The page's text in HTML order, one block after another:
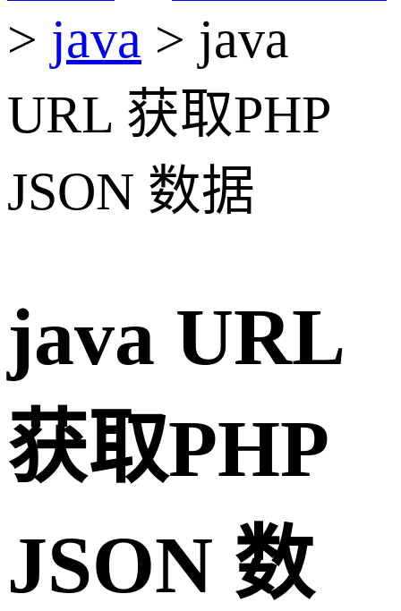
> java > java
URL 获取PHP
JSON 数据
java URL
获取PHP
JSON 数